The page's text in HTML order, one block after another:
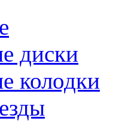
диски
колодки